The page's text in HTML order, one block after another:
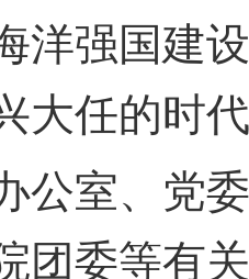
洋强国建
大任的时
公室、党
团委等有